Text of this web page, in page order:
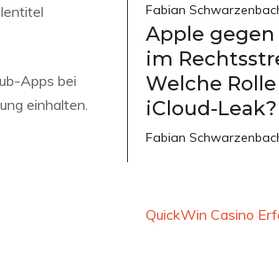
Apps bei
einhalten.
Fabian
Apple gegen
im
Welche
iCloud-Leak?
Fabian
QuickWin Casino